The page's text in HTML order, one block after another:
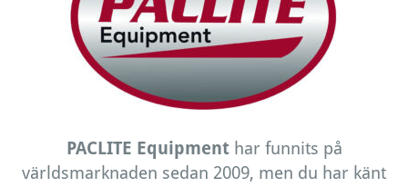
PACLITE Equipmenthar funnits på
världsmarknaden sedan 2009, men du har känt